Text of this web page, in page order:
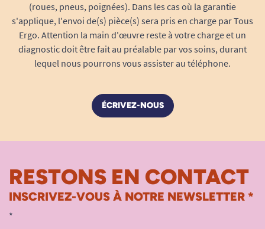
(roues, pneus, poignées). Dans les cas où la garantie
s'applique, l'envoi de(s) pièce(s) sera pris en charge par Tous
Ergo. Attention la main d'œuvre reste à votre charge et un
diagnostic doit être fait au préalable par vos soins, durant
lequel nous pourrons vous assister au téléphone.
ÉCRIVEZ-NOUS
RESTONS EN CONTACT
INSCRIVEZ-VOUS À NOTRE NEWSLETTER *
*